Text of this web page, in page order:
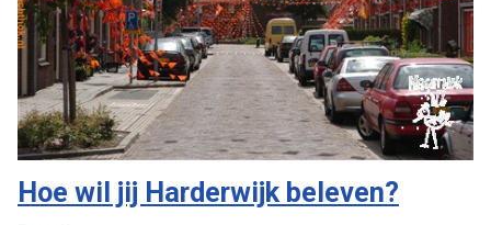
Hoe wil jij Harderwijk beleven?